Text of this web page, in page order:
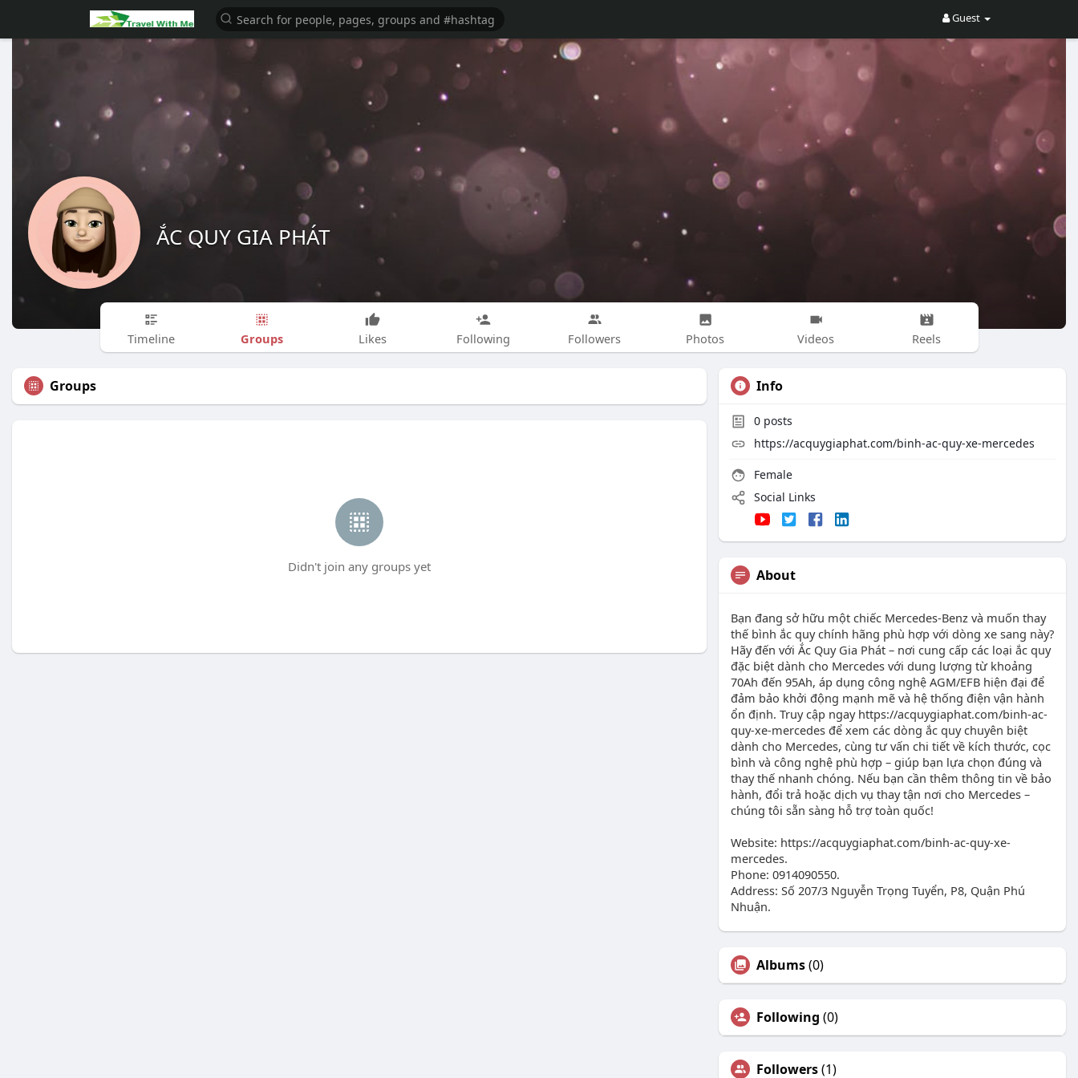
Guest
ẮC QUY GIA PHÁT
Timeline Groups Likes Following Followers Photos Videos Reels
Groups
Didn't join any groups yet
Info
0 posts
https://acquygiaphat.com/binh-ac-quy-xe-mercedes
Female
Social Links
About
Bạn đang sở hữu một chiếc Mercedes‑Benz và muốn thay
thế bình ắc quy chính hãng phù hợp với dòng xe sang này?
Hãy đến với Ắc Quy Gia Phát – nơi cung cấp các loại ắc quy
đặc biệt dành cho Mercedes với dung lượng từ khoảng
70Ah đến 95Ah, áp dụng công nghệ AGM/EFB hiện đại để
đảm bảo khởi động mạnh mẽ và hệ thống điện vận hành
ổn định. Truy cập ngay https://acquygiaphat.com/binh-ac-
quy-xe-mercedes để xem các dòng ắc quy chuyên biệt
dành cho Mercedes, cùng tư vấn chi tiết về kích thước, cọc
bình và công nghệ phù hợp – giúp bạn lựa chọn đúng và
thay thế nhanh chóng. Nếu bạn cần thêm thông tin về bảo
hành, đổi trả hoặc dịch vụ thay tận nơi cho Mercedes –
chúng tôi sẵn sàng hỗ trợ toàn quốc!
Website: https://acquygiaphat.com/binh-ac-quy-xe-
mercedes.
Phone: 0914090550.
Address: Số 207/3 Nguyễn Trọng Tuyển, P8, Quận Phú
Nhuận.
Albums(0)
Following (0)
Followers(1)